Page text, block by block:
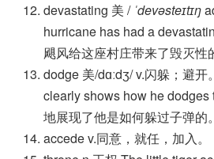
devastating 美 / ˈdevəsteɪtɪŋ
hurricane has had a
飓风给这座村庄带来了毁灭性
dodge 美/dɑːdʒ/ v.闪躲；避
clearly shows how he
地展现了他是如何躲过子弹的。
accede v.同意，就任，加入。